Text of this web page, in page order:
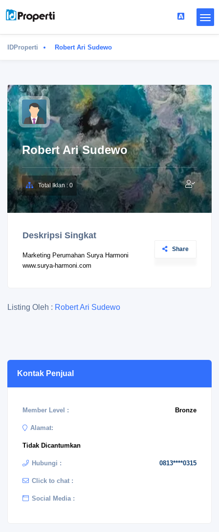
IDProperti Robert Ari Sudewo
Robert Ari Sudewo
Total Iklan : 0
Deskripsi Singkat
Share
Marketing Perumahan Surya Harmoni
www.surya-harmoni.com
Listing Oleh : Robert Ari Sudewo
Kontak Penjual
Member Level : Bronze
Alamat:
Tidak Dicantumkan
Hubungi : 0813****0315
Click to chat :
Social Media :